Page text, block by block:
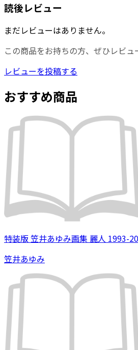
読後レビュー
まだレビューはありません。
この商品をお持ちの方、ぜひレビュ
レビューを投稿する
おすすめ商品
特装版 笠井あゆみ画集 麗人 1993-
笠井あゆみ